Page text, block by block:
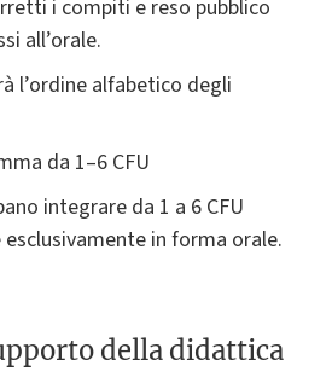
i compiti e reso pubblico
all’orale.
l’ordine alfabetico degli
da 1–6 CFU
integrare da 1 a 6 CFU
esclusivamente in forma orale.
della didattica